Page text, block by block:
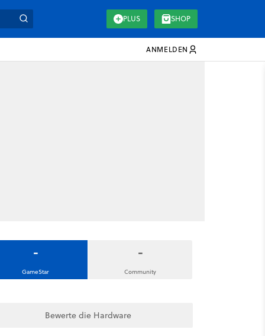
PLUS SHOP
ANMELDEN
-
GameStar
-
Community
Bewerte die Hardware